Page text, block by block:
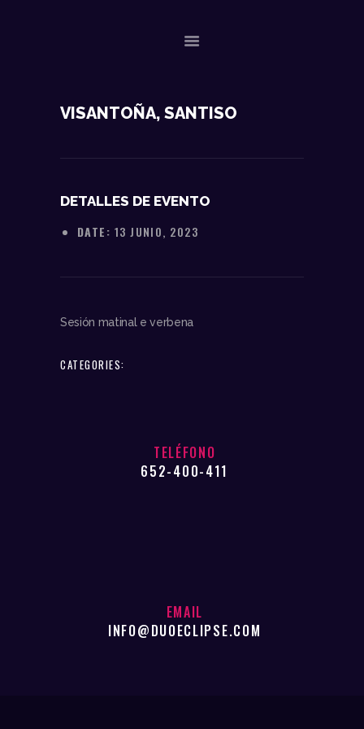
NOSOTROS
ACTUACIONES
VISANTOÑA, SANTISO
DETALLES DE EVENTO
DATE: 13 JUNIO, 2023
Sesión matinal e verbena
CATEGORIES:
TELÉFONO
652-400-411
EMAIL
INFO@DUOECLIPSE.COM